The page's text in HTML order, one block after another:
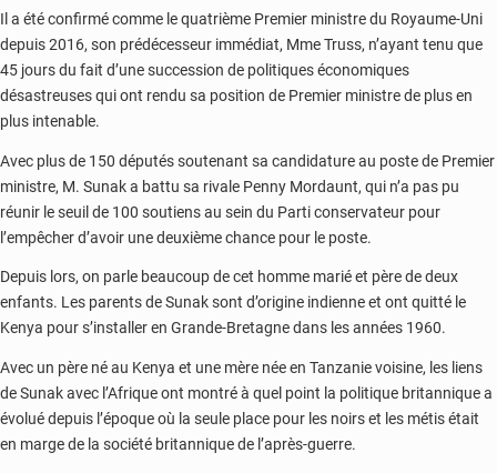
Il a été confirmé comme le quatrième Premier ministre du Royaume-Uni
depuis 2016, son prédécesseur immédiat, Mme Truss, n’ayant tenu que
45 jours du fait d’une succession de politiques économiques
désastreuses qui ont rendu sa position de Premier ministre de plus en
plus intenable.
Avec plus de 150 députés soutenant sa candidature au poste de Premier
ministre, M. Sunak a battu sa rivale Penny Mordaunt, qui n’a pas pu
réunir le seuil de 100 soutiens au sein du Parti conservateur pour
l’empêcher d’avoir une deuxième chance pour le poste.
Depuis lors, on parle beaucoup de cet homme marié et père de deux
enfants. Les parents de Sunak sont d’origine indienne et ont quitté le
Kenya pour s’installer en Grande-Bretagne dans les années 1960.
Avec un père né au Kenya et une mère née en Tanzanie voisine, les liens
de Sunak avec l’Afrique ont montré à quel point la politique britannique a
évolué depuis l’époque où la seule place pour les noirs et les métis était
en marge de la société britannique de l’après-guerre.